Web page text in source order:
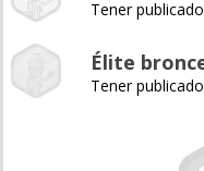
Tener
Élite
Tener